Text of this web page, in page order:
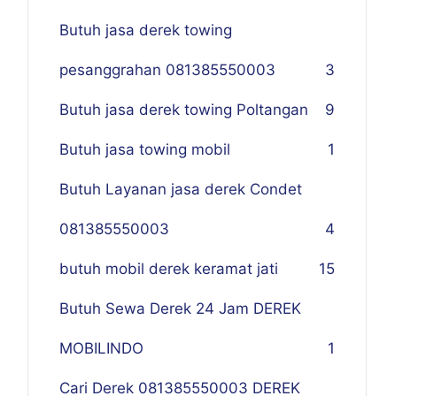
Butuh jasa derek towing
pesanggrahan 081385550003 3
Butuh jasa derek towing Poltangan 9
Butuh jasa towing mobil 1
Butuh Layanan jasa derek Condet
081385550003 4
butuh mobil derek keramat jati 15
Butuh Sewa Derek 24 Jam DEREK
MOBILINDO 1
Cari Derek 081385550003 DEREK